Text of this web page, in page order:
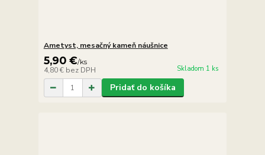
Ametyst, mesačný kameň náušnice
5,90 €/ks
4,80 € bez DPH Skladom 1 ks
Pridať do košíka